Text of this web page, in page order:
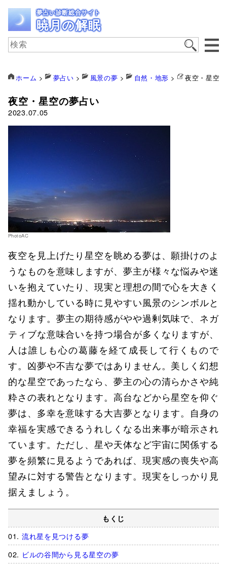
夢占い診断総合サイト
暁月の解眠
ホーム > 夢占い > 風景の夢 > 自然・地形 > 夜空・星空
夜空・星空の夢占い
2023.07.05
PhotoAC
夜空を見上げたり星空を眺める夢は、願掛けのよ
うなものを意味しますが、夢主が様々な悩みや迷
いを抱えていたり、現実と理想の間で心を大きく
揺れ動かしている時に見やすい風景のシンボルと
なります。夢主の期待感がやや過剰気味で、ネガ
ティブな意味合いを持つ場合が多くなりますが、
人は誰しも心の葛藤を経て成長して行くもので
す。凶夢や不吉な夢ではありません。美しく幻想
的な星空であったなら、夢主の心の清らかさや純
粋さの表れとなります。高台などから星空を仰ぐ
夢は、多幸を意味する大吉夢となります。自身の
幸福を実感できるうれしくなる出来事が暗示され
ています。ただし、星や天体など宇宙に関係する
夢を頻繁に見るようであれば、現実感の喪失や高
望みに対する警告となります。現実をしっかり見
据えましょう。
もくじ
流れ星を見つける夢
ビルの谷間から見る星空の夢